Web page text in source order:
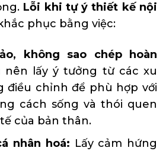
Lỗi khi tự ý thiết kế nội
phục bằng việc:
không sao chép hoàn
nên lấy ý tưởng từ các xu
điều chỉnh để phù hợp với
cách sống và thói quen
của bản thân.
nhân hoá: Lấy cảm hứng